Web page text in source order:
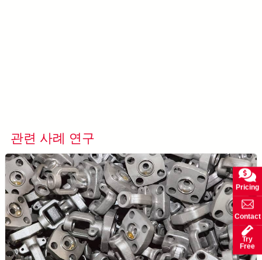
관련 사례 연구
Pricing
Contact
Try
Free